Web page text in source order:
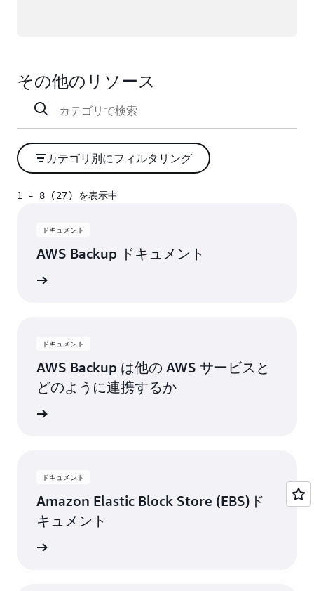
その他のリソース
カテゴリ別にフィルタリング
1 - 8 (27) を表示中
ドキュメント
AWS Backup ドキュメント
ドキュメント
AWS Backup は他の AWS サービスと
どのように連携するか
ドキュメント
Amazon Elastic Block Store (EBS)ド
キュメント